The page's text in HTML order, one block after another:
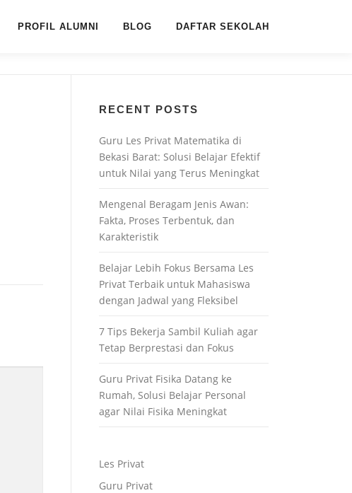
PROFIL ALUMNI BLOG DAFTAR SEKOLAH
RECENT POSTS
Guru Les Privat Matematika di
Bekasi Barat: Solusi Belajar Efektif
untuk Nilai yang Terus Meningkat
Mengenal Beragam Jenis Awan:
Fakta, Proses Terbentuk, dan
Karakteristik
Belajar Lebih Fokus Bersama Les
Privat Terbaik untuk Mahasiswa
dengan Jadwal yang Fleksibel
7 Tips Bekerja Sambil Kuliah agar
Tetap Berprestasi dan Fokus
Guru Privat Fisika Datang ke
Rumah, Solusi Belajar Personal
agar Nilai Fisika Meningkat
Les Privat
Guru Privat